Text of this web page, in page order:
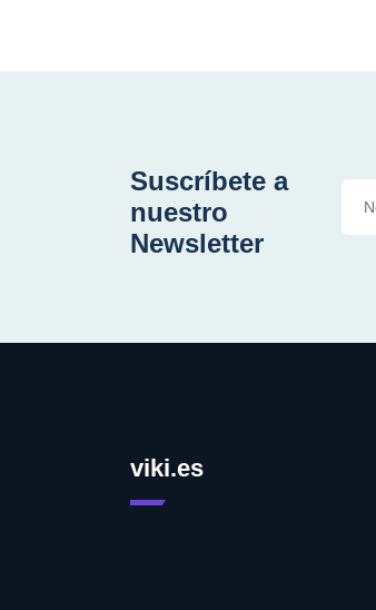
Suscríbete a
nuestro
Newsletter
viki.es